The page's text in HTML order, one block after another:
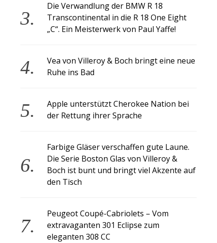
Die Verwandlung der BMW R 18
Transcontinental in die R 18 One Eight
„C“. Ein Meisterwerk von Paul Yaffe!
Vea von Villeroy & Boch bringt eine neue
Ruhe ins Bad
Apple unterstützt Cherokee Nation bei
der Rettung ihrer Sprache
Farbige Gläser verschaffen gute Laune.
Die Serie Boston Glas von Villeroy &
Boch ist bunt und bringt viel Akzente auf
den Tisch
Peugeot Coupé-Cabriolets – Vom
extravaganten 301 Eclipse zum
eleganten 308 CC